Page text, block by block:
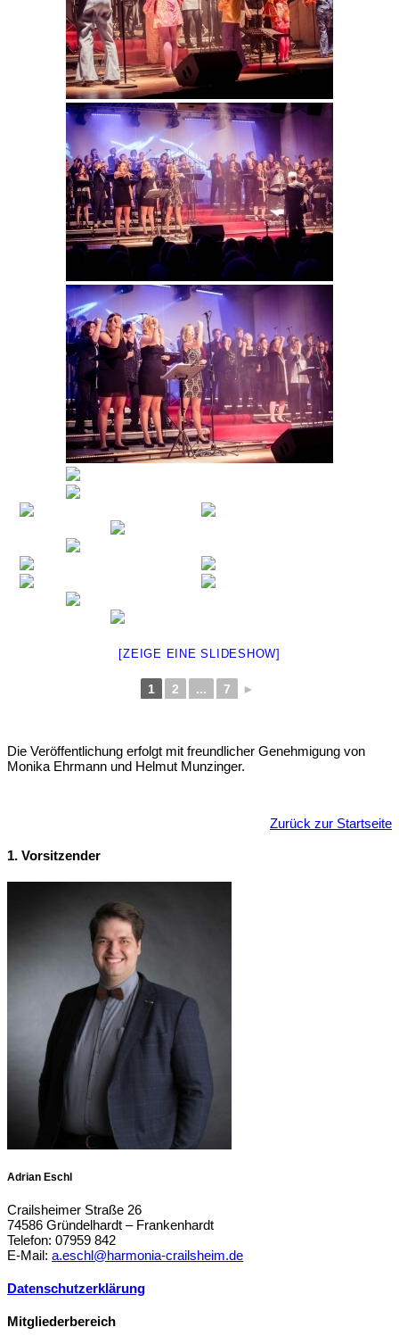
[ZEIGE EINE SLIDESHOW]
1 2 ... 7 ►
Die Veröffentlichung erfolgt mit freundlicher Genehmigung von
Monika Ehrmann und Helmut Munzinger.
Zurück zur Startseite
1. Vorsitzender
Adrian Eschl
Crailsheimer Straße 26
74586 Gründelhardt – Frankenhardt
Telefon: 07959 842
E-Mail: a.eschl@harmonia-crailsheim.de
Datenschutzerklärung
Mitgliederbereich